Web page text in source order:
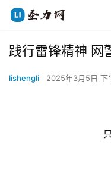
践行雷锋精神 网
lishengli 2025年3月5日 下